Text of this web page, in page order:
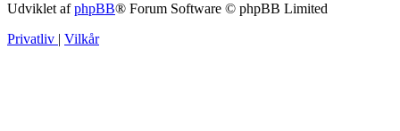
Udviklet afphpBB® Forum Software © phpBB Limited
Privatliv | Vilkår